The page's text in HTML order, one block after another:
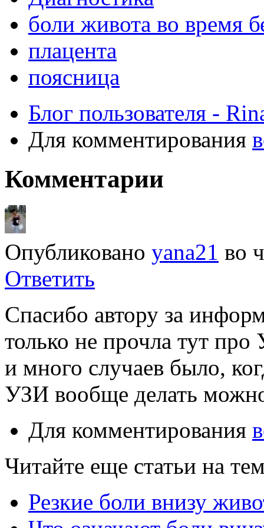
боли живота во время
плацента
поясница
Блог пользователя -
Для комментирования
Комментарии
Опубликовано yana21 во
Ответить
Спасибо автору за
только не прочла тут
и много случаев было,
УЗИ вообще делать
Для комментирования
Читайте еще статьи на
Резкие боли внизу